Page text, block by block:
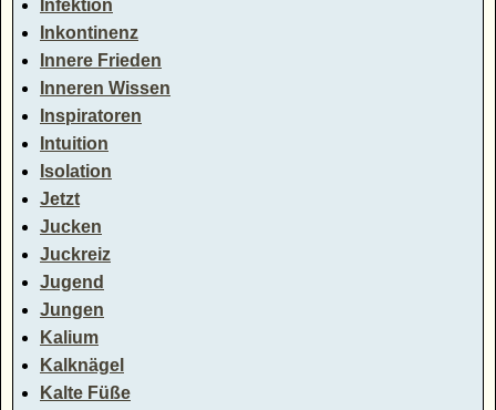
Infektion
Inkontinenz
Innere Frieden
Inneren Wissen
Inspiratoren
Intuition
Isolation
Jetzt
Jucken
Juckreiz
Jugend
Jungen
Kalium
Kalknägel
Kalte Füße